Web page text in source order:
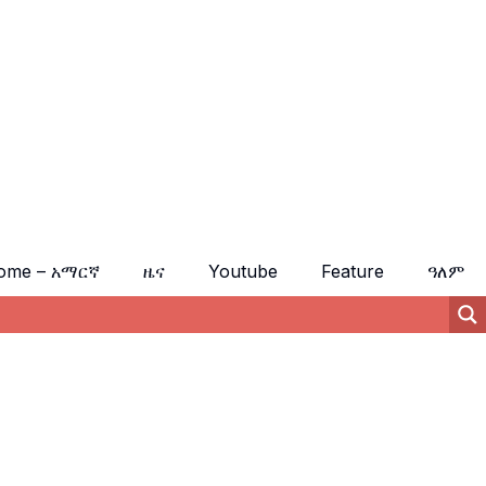
– አማርኛ ዜና Youtube Feature ዓለም